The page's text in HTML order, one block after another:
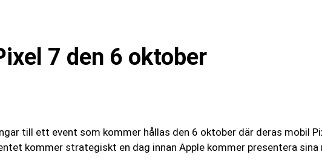
7 den 6 oktober
till ett event som kommer hållas den 6 oktober där deras mobil
kommer strategiskt en dag innan Apple kommer presentera sina